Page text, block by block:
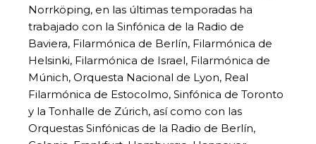
Norrköping, en las últimas temporadas ha
trabajado con la Sinfónica de la Radio de
Baviera, Filarmónica de Berlín, Filarmónica de
Helsinki, Filarmónica de Israel, Filarmónica de
Múnich, Orquesta Nacional de Lyon, Real
Filarmónica de Estocolmo, Sinfónica de Toronto
y la Tonhalle de Zúrich, así como con las
Orquestas Sinfónicas de la Radio de Berlín,